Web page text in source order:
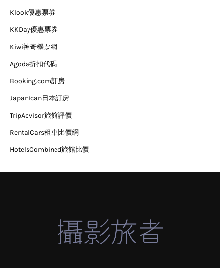
Klook優惠票券
KKDay優惠票券
Kiwi神奇機票網
Agoda折扣代碼
Booking.com訂房
Japanican日本訂房
TripAdvisor旅館評價
RentalCars租車比價網
HotelsCombined旅館比價